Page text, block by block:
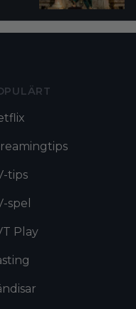
tips
spel
Play